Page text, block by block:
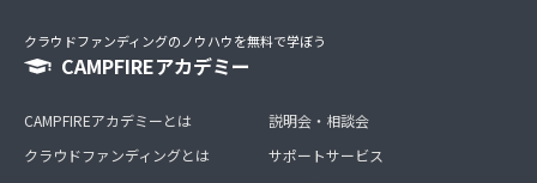
クラウドファンディングのノウハウを無料で学ぼう
CAMPFIREアカデミー
CAMPFIREアカデミーとは
クラウドファンディングとは
説明会・相談会
サポートサービス